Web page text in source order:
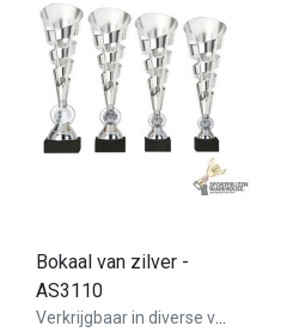
Bokaal van zilver -
AS3110